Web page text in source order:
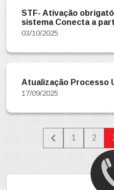
STF- Ativação
sistema Conecta a
03/10/2025
Atualização Processo
17/09/2025
1 2